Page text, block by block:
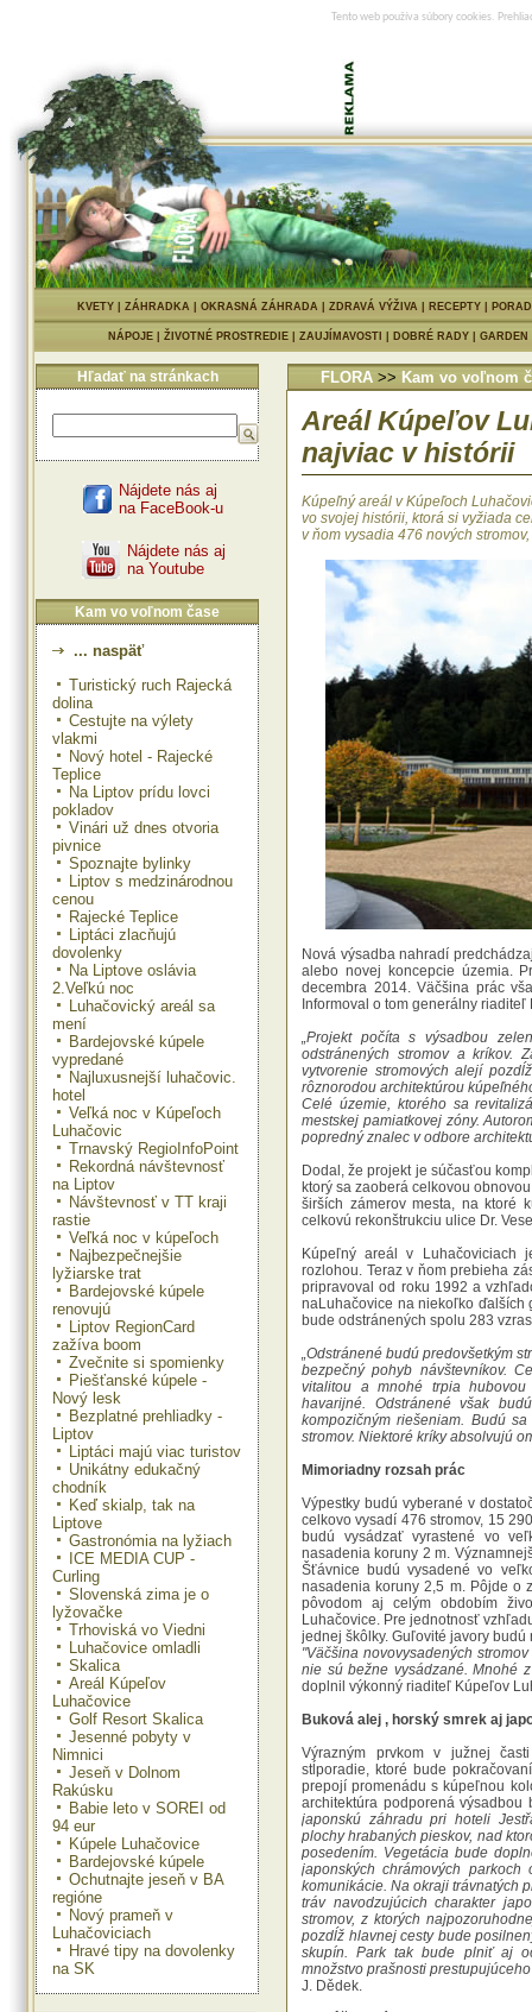
Tento web používa súbory cookies.
KVETY| ZÁHRADKA| OKRASNÁ ZÁHRADA| ZDRAVÁ VÝŽIVA| RECEPTY|
NÁPOJE ŽIVOTNÉ PROSTREDIE ZAUJÍMAVOSTI DOBRÉ RADY
Hľadať na stránkach
Nájdete nás aj
na FaceBook-u
Nájdete nás aj
na Youtube
Kam vo voľnom čase
... naspäť
Turistický ruch Rajecká
dolina
Cestujte na výlety
vlakmi
Nový hotel - Rajecké
Teplice
Na Liptov prídu lovci
pokladov
Vinári už dnes otvoria
pivnice
Spoznajte bylinky
Liptov s medzinárodnou
cenou
Rajecké Teplice
Liptáci zlacňujú
dovolenky
Na Liptove oslávia
2.Veľkú noc
Luhačovický areál sa
mení
Bardejovské kúpele
vypredané
Najluxusnejší luhačovic.
hotel
Veľká noc v Kúpeľoch
Luhačovic
Trnavský RegioInfoPoint
Rekordná návštevnosť
na Liptov
Návštevnosť v TT kraji
rastie
Veľká noc v kúpeľoch
Najbezpečnejšie
lyžiarske trat
Bardejovské kúpele
renovujú
Liptov RegionCard
zažíva boom
Zvečnite si spomienky
Piešťanské kúpele -
Nový lesk
Bezplatné prehliadky -
Liptov
Liptáci majú viac turistov
Unikátny edukačný
chodník
Keď skialp, tak na
Liptove
Gastronómia na lyžiach
ICE MEDIA CUP -
Curling
Slovenská zima je o
lyžovačke
Trhoviská vo Viedni
Luhačovice omladli
Skalica
Areál Kúpeľov
Luhačovice
Golf Resort Skalica
Jesenné pobyty v
Nimnici
Jeseň v Dolnom
Rakúsku
Babie leto v SOREI od
94 eur
Kúpele Luhačovice
Bardejovské kúpele
Ochutnajte jeseň v BA
regióne
Nový prameň v
Luhačoviciach
Hravé tipy na dovolenky
na SK
FLORA >> Kam vo voľnom
Areál Kúpeľov
najviac v histórii
Kúpeľný areál v Kúpeľoch
vo svojej histórii, ktorá si vyžiada
v ňom vysadia 476 nových
Nová výsadba nahradí
alebo novej koncepcie územia.
decembra 2014. Väčšina prác
Informoval o tom generálny
„Projekt počíta s výsadbou
odstránených stromov a kríkov.
vytvorenie stromových alejí
rôznorodou architektúrou
Celé územie, ktorého sa
mestskej pamiatkovej zóny.
popredný znalec v odbore
Dodal, že projekt je súčasťou
ktorý sa zaoberá celkovou
širších zámerov mesta, na ktoré
celkovú rekonštrukciu ulice Dr.
Kúpeľný areál v Luhačoviciach
rozlohou. Teraz v ňom prebieha
pripravoval od roku 1992 a
naLuhačovice na niekoľko ďalších
bude odstránených spolu 283
„Odstránené budú predovšetkým
bezpečný pohyb návštevníkov.
vitalitou a mnohé trpia
havarijné. Odstránené však
kompozičným riešeniam. Budú
stromov. Niektoré kríky absolvujú
Mimoriadny rozsah prác
Výpestky budú vyberané v
celkovo vysadí 476 stromov, 15
budú vysádzať vyrastené vo
nasadenia koruny 2 m.
Šťávnice budú vysadené vo
nasadenia koruny 2,5 m. Pôjde o
pôvodom aj celým obdobím
Luhačovice. Pre jednotnosť
jednej škôlky. Guľovité javory
"Väčšina novovysadených
nie sú bežne vysádzané. Mnohé
doplnil výkonný riaditeľ Kúpeľov
Buková alej , horský smrek aj
Výrazným prvkom v južnej
stĺporadie, ktoré bude
prepojí promenádu s kúpeľnou
architektúra podporená
japonskú záhradu pri hoteli
plochy hrabaných pieskov, nad
posedením. Vegetácia bude
japonských chrámových
komunikácie. Na okraji trávnatých
tráv navodzujúcich charakter
stromov, z ktorých
pozdĺž hlavnej cesty bude
skupín. Park tak bude plniť aj
množstvo prašnosti
J. Dědek.